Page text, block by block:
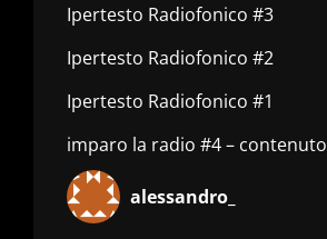
Ipertesto Radiofonico #3
Ipertesto Radiofonico #2
Ipertesto Radiofonico #1
imparo la radio #4 – contenuto
alessandro_